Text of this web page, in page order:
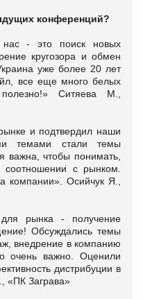
конференций?
- это поиск новых
кругозора и обмен
уже более 20 лет
все еще много белых
Ситяева М.,
и подтвердил наши
темами стали темы
важна, чтобы понимать,
с рынком.
компании». Осийчук Я.,
рынка - получение
Обсуждались темы
внедрение в компанию
очень важно. Оценили
дистрибуции в
«ПК Заграва»